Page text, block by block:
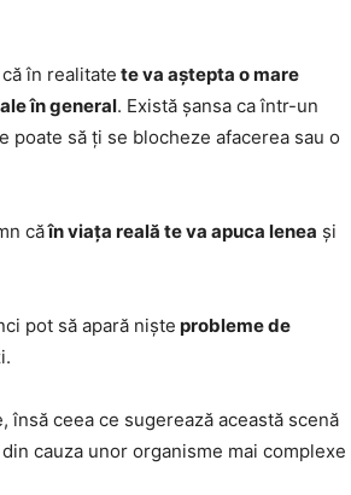
în realitate te va aștepta o mare
în general. Există șansa ca într-un
să ți se blocheze afacerea sau o
căîn viața reală te va apuca lenea și
pot să apară niște probleme de
ceea ce sugerează această scenă
cauza unor organisme mai complexe